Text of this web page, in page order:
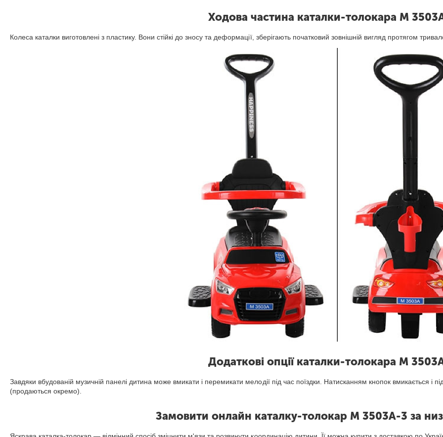
Ходова частина каталки-толокара M
Колеса каталки виготовлені з пластику. Вони стійкі до зносу та деформації, зберігають початковий зовнішній вигляд протягом
Додаткові опції каталки-толокара M
Завдяки вбудованій музичній панелі дитина може вмикати і перемикати мелодії під час поїздки. Натисканням кнопок вмикається і
(продаються окремо).
Замовити онлайн каталку-толокар M 3503A-3 за